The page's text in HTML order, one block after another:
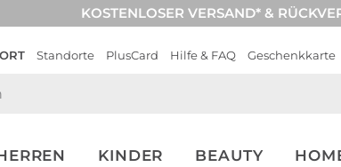
KOSTENLOSER VERSAND* &
Standorte PlusCard Hilfe & FAQ Geschenkkarte
KINDER BEAUTY